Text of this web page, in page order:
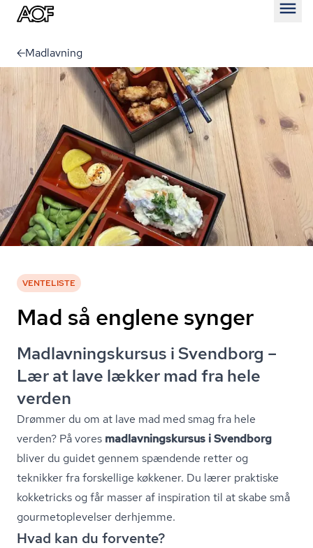
Madlavning
VENTELISTE
Mad så englene synger
Mad­lav­nings­kur­sus i Svendborg –
Lær at lave lækker mad fra hele
verden
Drømmer du om at lave mad med smag fra hele
verden? På vores mad­lav­nings­kur­sus i Svendborg
bliver du guidet gennem spændende retter og
teknikker fra forskellige køkkener. Du lærer praktiske
kokketricks og får masser af inspiration til at skabe små
gour­me­top­le­vel­ser derhjemme.
Hvad kan du forvente?